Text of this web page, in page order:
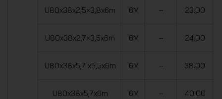
U80x38x2,5×3,8x6m 6M – 23.00
U80x38x2,7×3,5x6m 6M – 24.00
U80x38x5,7 x5,5x6m 6M – 38.00
U80x38x5,7x6m 6M – 40.00